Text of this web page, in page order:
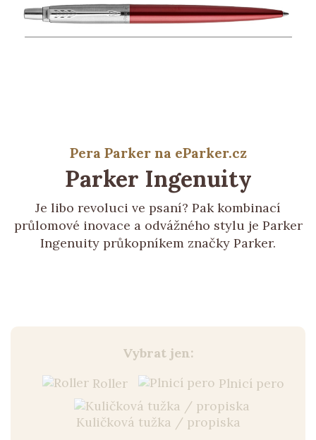
Pera Parker na eParker.cz
Parker Ingenuity
Je libo revoluci ve psaní? Pak kombinací
průlomové inovace a odvážného stylu je Parker
Ingenuity průkopníkem značky Parker.
Vybrat jen:
Roller
Plnicí pero
Kuličková tužka / propiska